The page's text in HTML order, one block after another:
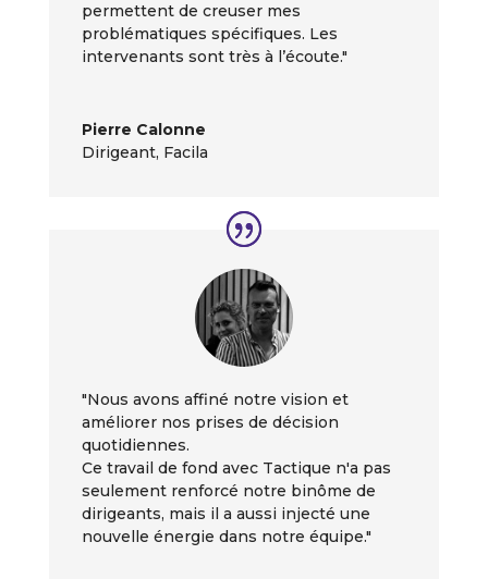
permettent de creuser mes
problématiques spécifiques. Les
intervenants sont très à l’écoute."
Pierre Calonne
Dirigeant, Facila
"Nous avons affiné notre vision et
améliorer nos prises de décision
quotidiennes.
Ce travail de fond avec Tactique n'a pas
seulement renforcé notre binôme de
dirigeants, mais il a aussi injecté une
nouvelle énergie dans notre équipe."